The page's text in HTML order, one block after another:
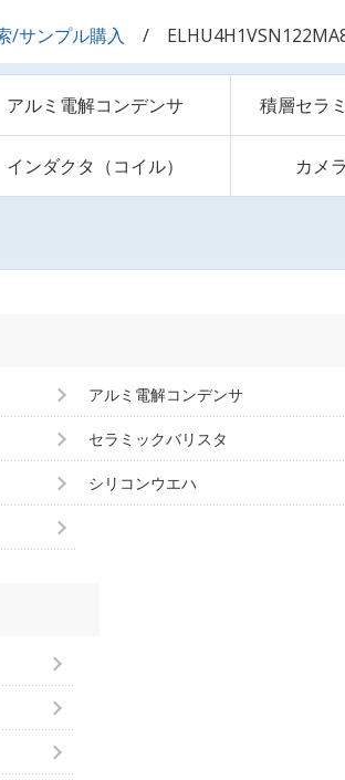
/サンプル購入
アルミ電解コンデンサ 積層セラ
インダクタ（コイル） カメ
アルミ電解コンデンサ
セラミックバリスタ
シリコンウエハ